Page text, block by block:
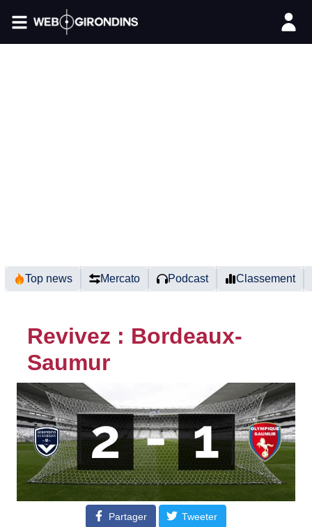
Top news Mercato Podcast Classement
Revivez : Bordeaux-
Saumur
Partager Tweeter